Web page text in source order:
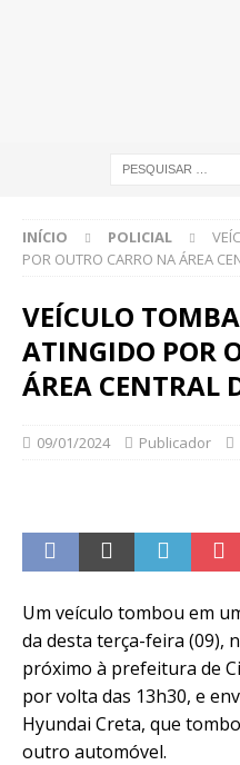
INÍCIO POLICIAL
POR OUTRO CARRO NA ÁREA
VEÍCULO
ATINGIDO POR
ÁREA CENTRAL
09/01/2024 Publicador
Um veículo tombou em
da desta terça-feira (09),
próximo à prefeitura de
por volta das 13h30, e
Hyundai Creta, que
outro automóvel.